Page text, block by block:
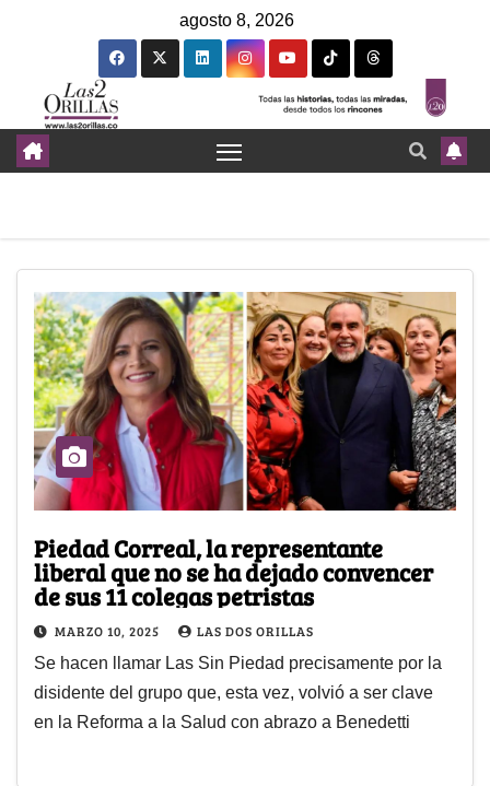
agosto 8, 2026
Piedad Correal, la representante
liberal que no se ha dejado convencer
de sus 11 colegas petristas
MARZO 10, 2025 LAS DOS ORILLAS
Se hacen llamar Las Sin Piedad precisamente por la
disidente del grupo que, esta vez, volvió a ser clave
en la Reforma a la Salud con abrazo a Benedetti